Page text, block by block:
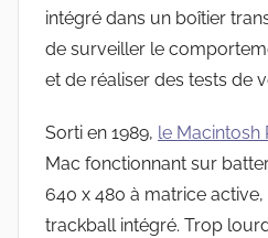
intégré dans un boîtier
de surveiller le
et de réaliser des tests de
Sorti en 1989, le Macintosh
Mac fonctionnant sur
640 x 480 à matrice
trackball intégré. Trop